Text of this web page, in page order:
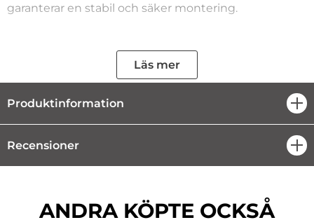
garanterar en stabil och säker montering.
MagWallet är både tunn och lätt, vilket gör att den
inte känns klumpig i vardagen. Fäst den enkelt
direkt på din mobil eller ett kompatibelt MagSafe-
skal och få en smidig lösning för att alltid ha dina kort
Läs mer
Produktinformation
Recensioner
ANDRA KÖPTE OCKSÅ